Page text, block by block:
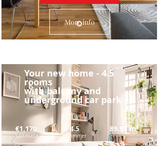
More info
Your new home - 4.5
rooms
with balcony and
underground car park
Ulm
€1,170
4.5 89.97m²
Kaltmiete Zimmer